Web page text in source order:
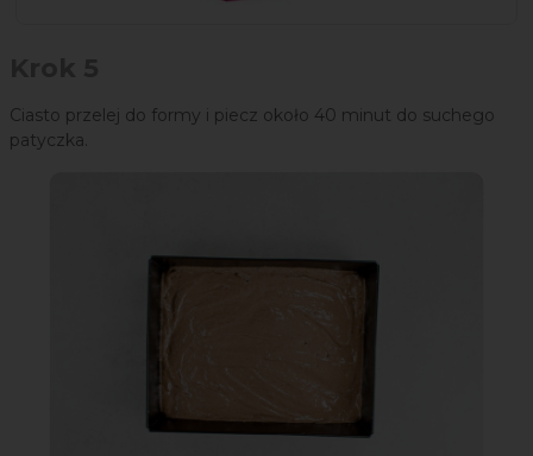
Ciasto przelej do formy i piecz około 40 minut do suchego
patyczka.